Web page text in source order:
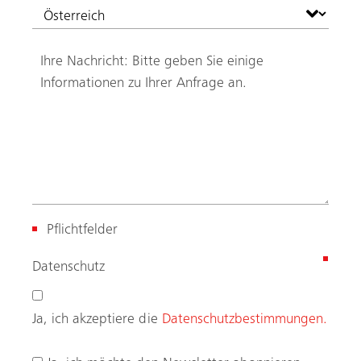
Pflichtfelder
Datenschutz
e
u
Ja, ich akzeptiere die Datenschutzbestimmungen.